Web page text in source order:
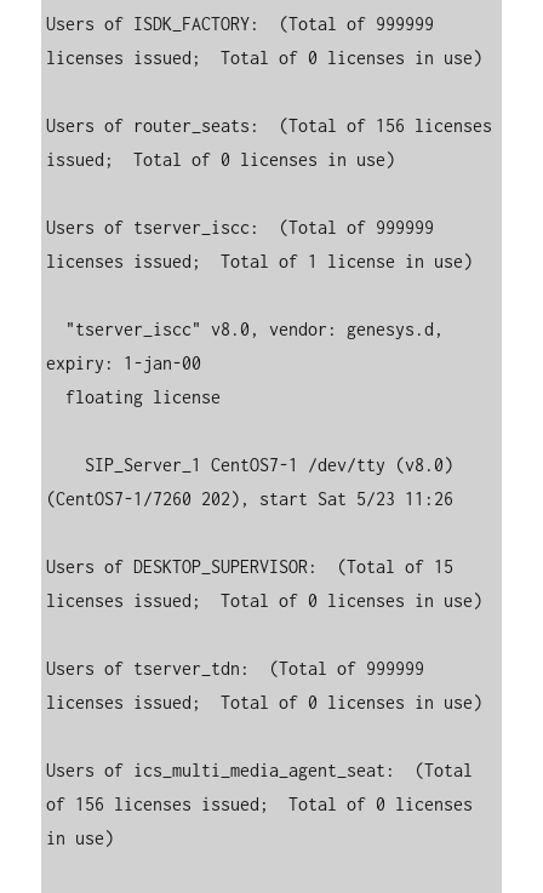
Users of ISDK_FACTORY:  (Total of 999999
licenses issued;  Total of 0 licenses in use)
Users of router_seats:  (Total of 156 licenses
issued;  Total of 0 licenses in use)
Users of tserver_iscc:  (Total of 999999
licenses issued;  Total of 1 license in use)
expiry: 1-jan-00
(CentOS7-1/7260 202), start Sat 5/23 11:26
Users of DESKTOP_SUPERVISOR:  (Total of 15
licenses issued;  Total of 0 licenses in use)
Users of tserver_tdn:  (Total of 999999
licenses issued;  Total of 0 licenses in use)
Users of ics_multi_media_agent_seat:  (Total
of 156 licenses issued;  Total of 0 licenses
in use)